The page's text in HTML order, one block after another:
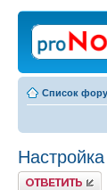
Список
Ответить